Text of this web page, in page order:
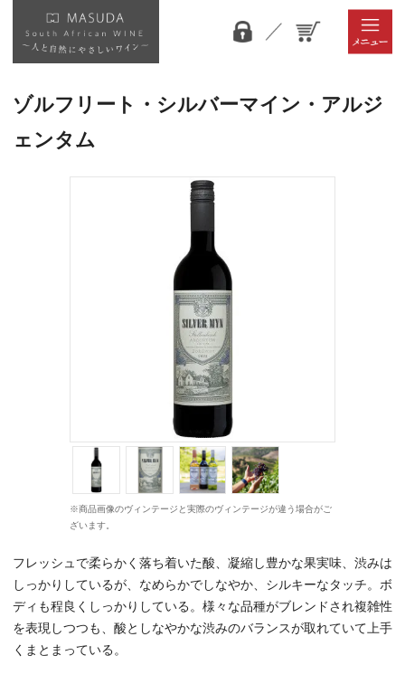
ゾルフリート・シルバーマイン・アルジ
ェンタム
※商品画像のヴィンテージと実際のヴィンテージが違う場合がご
ざいます。
フレッシュで柔らかく落ち着いた酸、凝縮し豊かな果実味、渋みは
しっかりしているが、なめらかでしなやか、シルキーなタッチ。ボ
ディも程良くしっかりしている。様々な品種がブレンドされ複雑性
を表現しつつも、酸としなやかな渋みのバランスが取れていて上手
くまとまっている。